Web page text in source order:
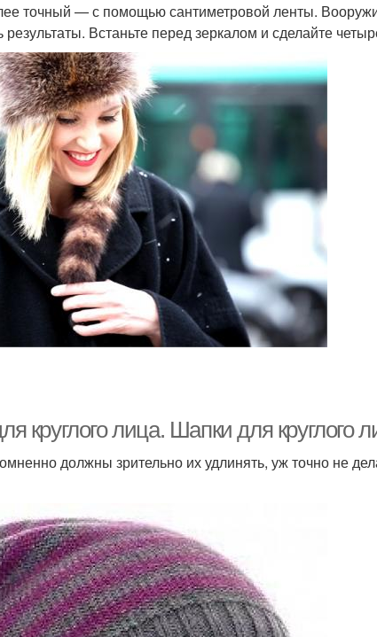
точный — с помощью сантиметровой ленты.
Встаньте перед зеркалом и сделайте
круглого лица. Шапки для круглого
должны зрительно их удлинять, уж точно не